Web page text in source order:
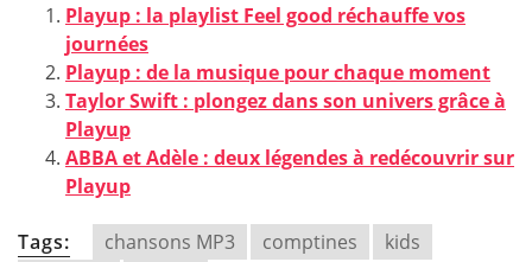
Playup : la playlist Feel good réchauffe vos
journées
Playup : de la musique pour chaque moment
Taylor Swift : plongez dans son univers grâce à
Playup
ABBA et Adèle : deux légendes à redécouvrir sur
Playup
Tags: chansons MP3 comptines
kids